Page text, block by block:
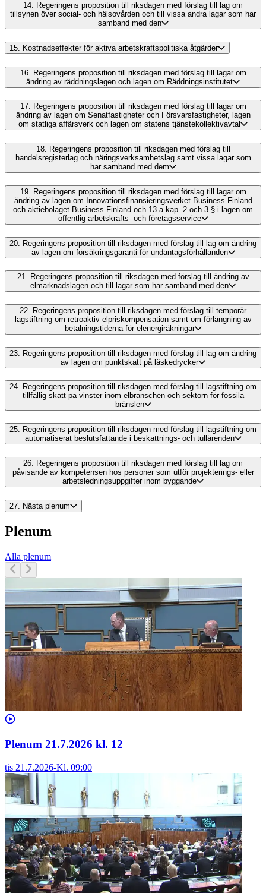
14. Regeringens proposition till riksdagen med förslag till lag om
tillsynen över social- och hälsovården och till vissa andra lagar som har
samband med den
15. Kostnadseffekter för aktiva arbetskraftspolitiska åtgärder
16. Regeringens proposition till riksdagen med förslag till lagar om
ändring av räddningslagen och lagen om Räddningsinstitutet
17. Regeringens proposition till riksdagen med förslag till lagar om
ändring av lagen om Senatfastigheter och Försvarsfastigheter, lagen
om statliga affärsverk och lagen om statens tjänstekollektivavtal
18. Regeringens proposition till riksdagen med förslag till
handelsregisterlag och näringsverksamhetslag samt vissa lagar som
har samband med dem
19.
Regeringens proposition till riksdagen med förslag till lagar om
ändring av lagen om Innovationsfinansieringsverket Business Finland
och aktiebolaget Business Finland och 13 a kap. 2 och 3 § i lagen om
offentlig arbetskrafts- och företagsservice
20. Regeringens proposition till riksdagen med förslag till lag om ändring
av lagen om försäkringsgaranti för undantagsförhållanden
21. Regeringens proposition till riksdagen med förslag till ändring av
elmarknadslagen och till lagar som har samband med den
22.
Regeringens proposition till riksdagen med förslag till temporär
lagstiftning om retroaktiv elpriskompensation samt om förlängning av
betalningstiderna för elenergiräkningar
23. Regeringens proposition till riksdagen med förslag till lag om ändring
av lagen om punktskatt på läskedrycker
24. Regeringens proposition till riksdagen med förslag till lagstiftning om
tillfällig skatt på vinster inom elbranschen och sektorn för fossila
bränslen
25. Regeringens proposition till riksdagen med förslag till lagstiftning om
automatiserat beslutsfattande i beskattnings- och tullärenden
26.
Regeringens proposition till riksdagen med förslag till lag om
påvisande av kompetensen hos personer som utför projekterings- eller
arbetsledningsuppgifter inom byggande
27. Nästa plenum
Plenum
Alla plenum
Plenum 21.7.2026 kl. 12
tis 21.7.2026-Kl. 09:00